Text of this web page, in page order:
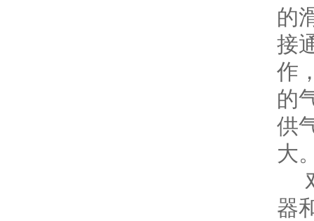
的
接
作
的
供
大
器